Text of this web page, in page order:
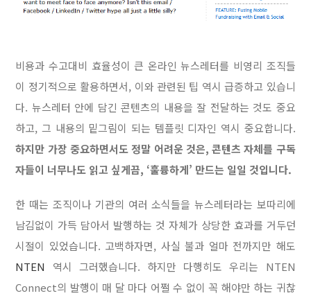
비용과 수고대비 효율성이 큰 온라인 뉴스레터를 비영리 조직들
이 정기적으로 활용하면서, 이와 관련된 팁 역시 급증하고 있습니
다. 뉴스레터 안에 담긴 콘텐츠의 내용을 잘 전달하는 것도 중요
하고, 그 내용의 밑그림이 되는 템플릿 디자인 역시 중요합니다.
하지만 가장 중요하면서도 정말 어려운 것은, 콘텐츠 자체를 구독
자들이 너무나도 읽고 싶게끔, ‘훌륭하게’ 만드는 일일 것입니다.
한 때는 조직이나 기관의 여러 소식들을 뉴스레터라는 보따리에
남김없이 가득 담아서 발행하는 것 자체가 상당한 효과를 거두던
시절이 있었습니다. 고백하자면, 사실 불과 얼마 전까지만 해도
NTEN
역시 그러했습니다. 하지만 다행히도 우리는 NTEN
Connect의 발행이 매 달 마다 어쩔 수 없이 꼭 해야만 하는 귀찮